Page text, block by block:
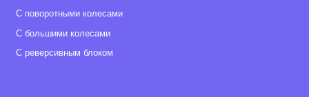
С поворотными колесами
С большими колесами
С реверсивным блоком